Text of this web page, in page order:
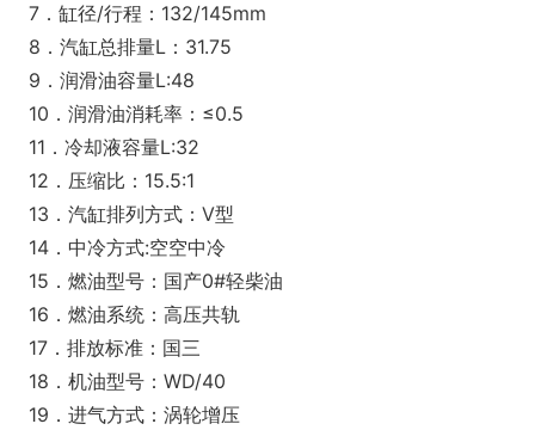
7．缸径/行程：132/145mm
8．汽缸总排量L：31.75
9．润滑油容量L:48
10．润滑油消耗率：≤0.5
11．冷却液容量L:32
12．压缩比：15.5:1
13．汽缸排列方式：V型
14．中冷方式:空空中冷
15．燃油型号：国产0#轻柴油
16．燃油系统：高压共轨
17．排放标准：国三
18．机油型号：WD/40
19．进气方式：涡轮增压